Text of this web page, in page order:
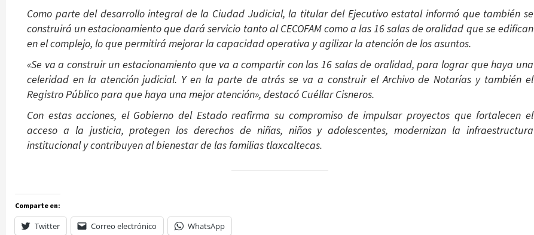
Como parte del desarrollo integral de la Ciudad Judicial, la titular del Ejecutivo estatal informó que también se
construirá un estacionamiento que dará servicio tanto al CECOFAM como a las 16 salas de oralidad que se edifican
en el complejo, lo que permitirá mejorar la capacidad operativa y agilizar la atención de los asuntos.
«Se va a construir un estacionamiento que va a compartir con las 16 salas de oralidad, para lograr que haya una
celeridad en la atención judicial. Y en la parte de atrás se va a construir el Archivo de Notarías y también el
Registro Público para que haya una mejor atención», destacó Cuéllar Cisneros.
Con estas acciones, el Gobierno del Estado reafirma su compromiso de impulsar proyectos que fortalecen el
acceso a la justicia, protegen los derechos de niñas, niños y adolescentes, modernizan la infraestructura
institucional y contribuyen al bienestar de las familias tlaxcaltecas.
Comparte en:
Twitter Correo electrónico WhatsApp